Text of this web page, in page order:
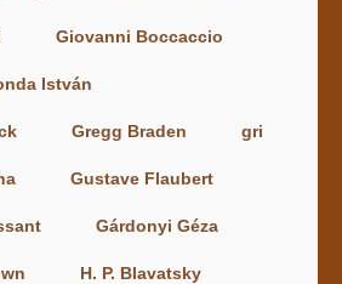
Giovanni Boccaccio
István
Gregg Braden gri
Gustave Flaubert
Gárdonyi Géza
H. P. Blavatsky